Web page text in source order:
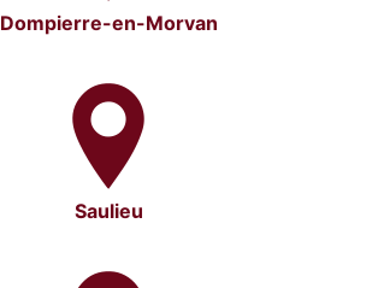
Dompierre-en-Morvan
Saulieu